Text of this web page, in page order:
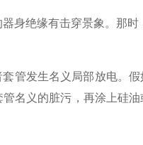
绝缘有击穿景象。那时
发生名义局部放电。假
名义的脏污，再涂上硅